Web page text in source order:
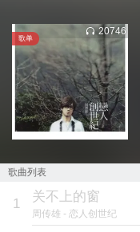
歌单
20746
歌曲列表
1 关不上的窗
周传雄 - 恋人创世纪